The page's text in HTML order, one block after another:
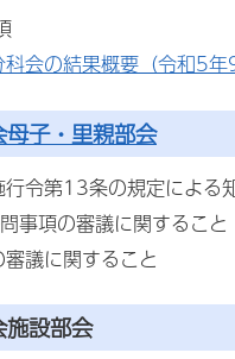
会の結果概要（令和5年
子・里親部会
令第13条の規定による
事項の審議に関すること
議に関すること
設部会